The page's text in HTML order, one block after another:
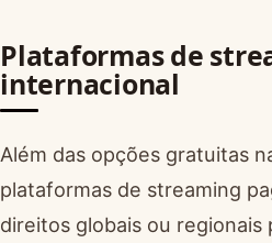
Plataformas de
internacional
Além das opções gratuitas
plataformas de streaming
direitos globais ou regionais